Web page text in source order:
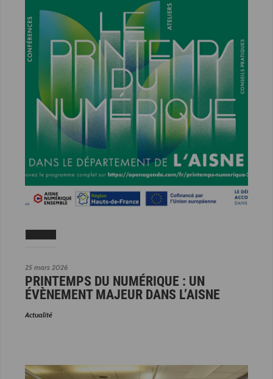
25 mars 2026
PRINTEMPS DU NUMÉRIQUE : UN
ÉVÈNEMENT MAJEUR DANS L’AISNE
Actualité